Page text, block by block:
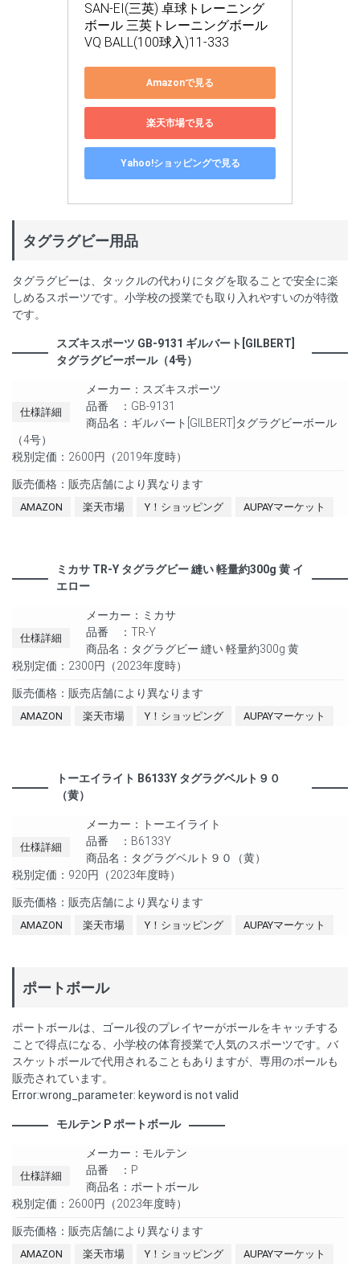
SAN-EI(三英) 卓球トレーニング
ボール 三英トレーニングボール
VQ BALL(100球入)11-333
Amazonで見る
楽天市場で見る
Yahoo!ショッピングで見る
タグラグビー用品
タグラグビーは、タックルの代わりにタグを取ることで安全に楽
しめるスポーツです。小学校の授業でも取り入れやすいのが特徴
です。
スズキスポーツ GB-9131 ギルバート[GILBERT]
タグラグビーボール（4号）
仕様詳細
メーカー：スズキスポーツ
品番 ：GB-9131
商品名：ギルバート[GILBERT]タグラグビーボール
（4号）
税別定価：2600円（2019年度時）
販売価格：販売店舗により異なります
AMAZON 楽天市場 Y！ショッピング AUPAYマーケット
ミカサ TR-Y タグラグビー 縫い 軽量約300g 黄 イ
エロー
仕様詳細
メーカー：ミカサ
品番 ：TR-Y
商品名：タグラグビー 縫い 軽量約300g 黄
税別定価：2300円（2023年度時）
販売価格：販売店舗により異なります
AMAZON 楽天市場 Y！ショッピング AUPAYマーケット
トーエイライト B6133Y タグラグベルト９０
（黄）
仕様詳細
メーカー：トーエイライト
品番 ：B6133Y
商品名：タグラグベルト９０（黄）
税別定価：920円（2023年度時）
販売価格：販売店舗により異なります
AMAZON 楽天市場 Y！ショッピング AUPAYマーケット
ポートボール
ポートボールは、ゴール役のプレイヤーがボールをキャッチする
ことで得点になる、小学校の体育授業で人気のスポーツです。バ
スケットボールで代用されることもありますが、専用のボールも
販売されています。
Error:wrong_parameter: keyword is not valid
モルテン P ポートボール
仕様詳細
メーカー：モルテン
品番 ：P
商品名：ポートボール
税別定価：2600円（2023年度時）
販売価格：販売店舗により異なります
AMAZON 楽天市場 Y！ショッピング AUPAYマーケット